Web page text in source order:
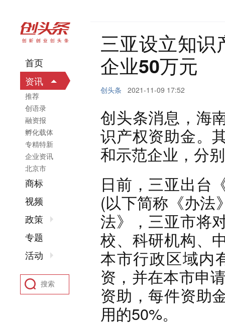
三亚设立知识
企业50万元
创头条 2021-11-09 17:52
创头条消息，海
识产权资助金。
和示范企业，分
日前，三亚出台
(以下简称《办法
法》，三亚市将
校、科研机构、
本市行政区域内
资，并在本市申
资助，每件资助
用的50%。
首页
资讯
推荐
创语录
融资报
孵化载体
专精特新
企业资讯
北京市
商标
视频
政策
专题
活动